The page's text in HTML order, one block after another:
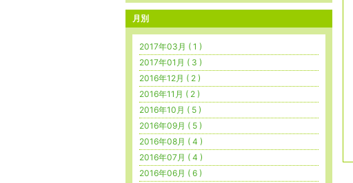
月別
2017年03月 ( 1 )
2017年01月 ( 3 )
2016年12月 ( 2 )
2016年11月 ( 2 )
2016年10月 ( 5 )
2016年09月 ( 5 )
2016年08月 ( 4 )
2016年07月 ( 4 )
2016年06月 ( 6 )